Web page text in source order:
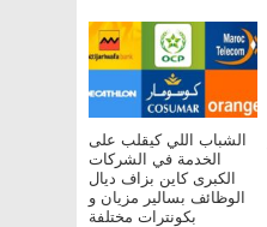
الشباب اللي كيقلب على
الخدمة في الشركات
الكبرى كاين بزاف ديال
الوظائف بسالير مزيان و
بكونترات مختلفة